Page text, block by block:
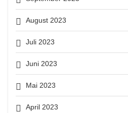
August 2023
Juli 2023
Juni 2023
Mai 2023
April 2023